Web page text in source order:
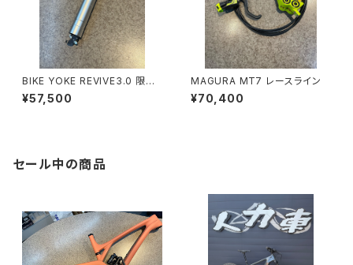
BIKE YOKE REVIVE3.0 限定
シルバー
¥57,500
MAGURA MT7 レースライン
¥70,400
セール中の商品